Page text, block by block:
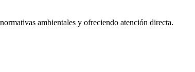
ambientales y ofreciendo atención directa.